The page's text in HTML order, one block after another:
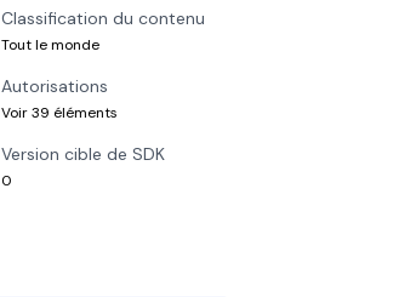
Classification du contenu
Tout le monde
Autorisations
Voir 39 éléments
Version cible de SDK
0